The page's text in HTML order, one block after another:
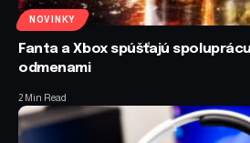
NOVINKY
Fanta a Xbox spúšťajú
odmenami
2 Min Read